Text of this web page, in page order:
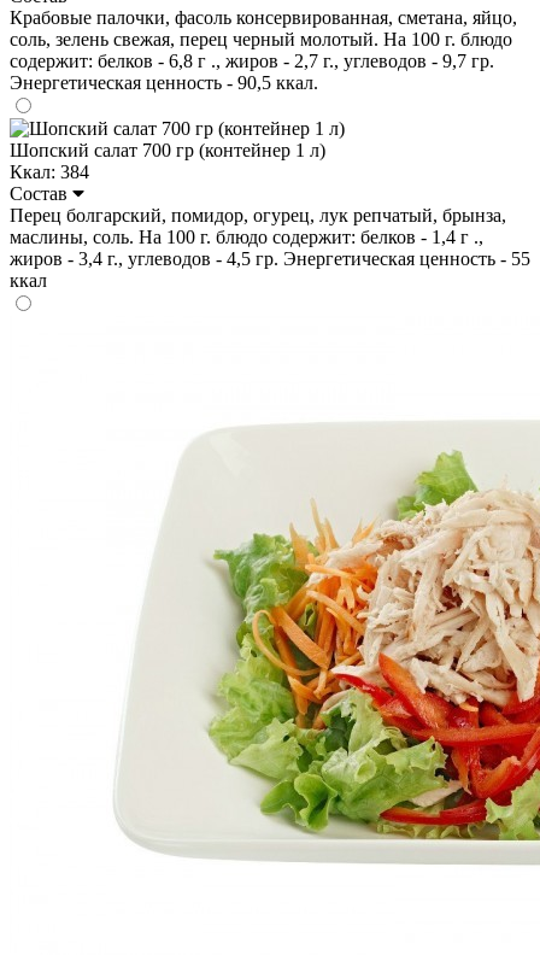
Крабовые палочки, фасоль консервированная, сметана, яйцо,
соль, зелень свежая, перец черный молотый. На 100 г. блюдо
содержит: белков - 6,8 г ., жиров - 2,7 г., углеводов - 9,7 гр.
Энергетическая ценность - 90,5 ккал.
Шопский салат 700 гр (контейнер 1 л)
Ккал: 384
Состав
Перец болгарский, помидор, огурец, лук репчатый, брынза,
маслины, соль. На 100 г. блюдо содержит: белков - 1,4 г .,
жиров - 3,4 г., углеводов - 4,5 гр. Энергетическая ценность - 55
ккал